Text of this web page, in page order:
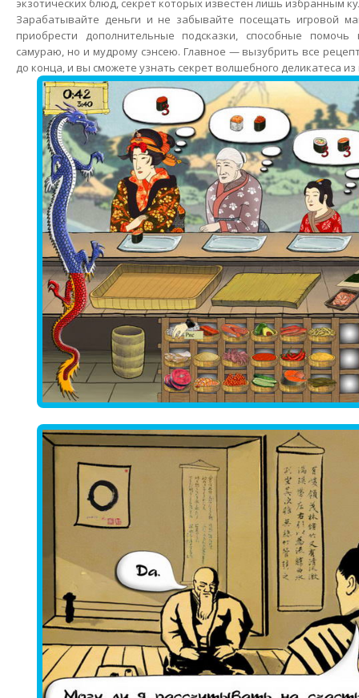
экзотических блюд, секрет которых известен лишь избранным
Зарабатывайте деньги и не забывайте посещать игровой
приобрести дополнительные подсказки, способные
самураю, но и мудрому сэнсею. Главное — вызубрить все
до конца, и вы сможете узнать секрет волшебного деликатеса